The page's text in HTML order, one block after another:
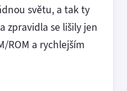
světu, a tak ty
zpravidla se lišily jen
ROM a rychlejším